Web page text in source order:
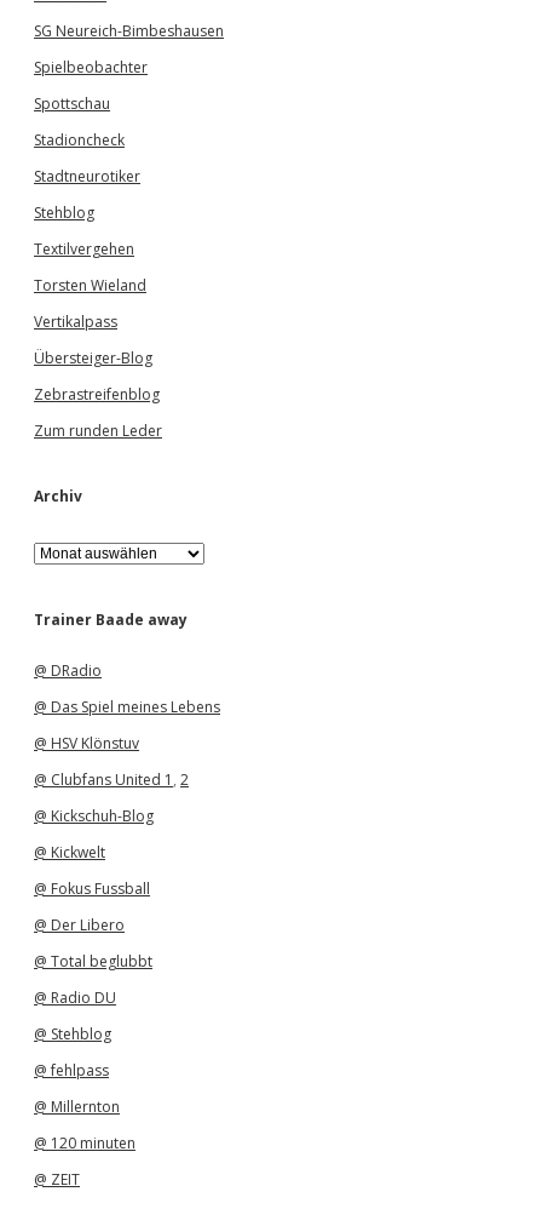
SG Neureich-Bimbeshausen
Spielbeobachter
Spottschau
Stadioncheck
Stadtneurotiker
Stehblog
Textilvergehen
Torsten Wieland
Vertikalpass
Übersteiger-Blog
Zebrastreifenblog
Zum runden Leder
Archiv
A
r
h
Trainer Baade away
@ DRadio
@ Das Spiel meines Lebens
@ HSV Klönstuv
@ Clubfans United 1 , 2
@ Kickschuh-Blog
@ Kickwelt
@ Fokus Fussball
@ Der Libero
@ Total beglubbt
@ Radio DU
@ Stehblog
@ fehlpass
@ Millernton
@ 120 minuten
@ ZEIT